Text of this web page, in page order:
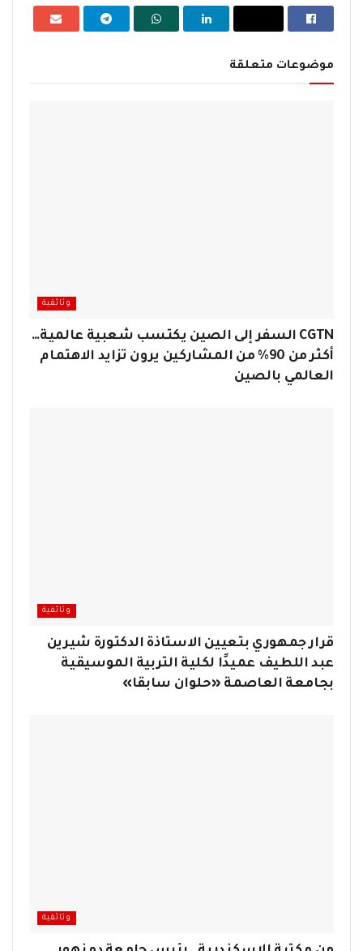
موضوعات متعلقة
وثائقية
CGTN السفر إلى الصين يكتسب شعبية عالمية…
أكثر من 90% من المشاركين يرون تزايد الاهتمام
العالمي بالصين
وثائقية
قرار جمهوري بتعيين الاستاذة الدكتورة شيرين
عبد اللطيف عميدًا لكلية التربية الموسيقية
بجامعة العاصمة «حلوان سابقا»
وثائقية